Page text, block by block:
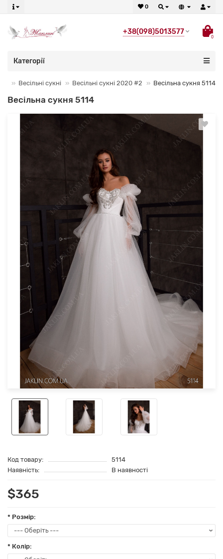
0
+38(098)5013577
0
Категорії
Весільні сукні Весільні сукні 2020 #2 Весільна сукня 5114
Весільна сукня 5114
Код товару:
5114
Наявність:
В наявності
$365
* Розмір:
* Колір: